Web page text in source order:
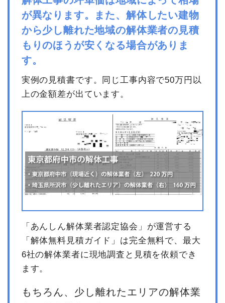
が異なります。また、解体したい建物
から少し離れた地域の解体業者の見積
もりのほうが安くなる場合がありま
す。
実例の見積書です。同じ工事内容で50万円以
上の金額差が出ています。
「あんしん解体業者認定協会」が運営する
「解体無料見積ガイド」は完全無料で、最大
6社の解体業者に現地調査と見積を依頼でき
ます。
もちろん、少し離れたエリアの解体業